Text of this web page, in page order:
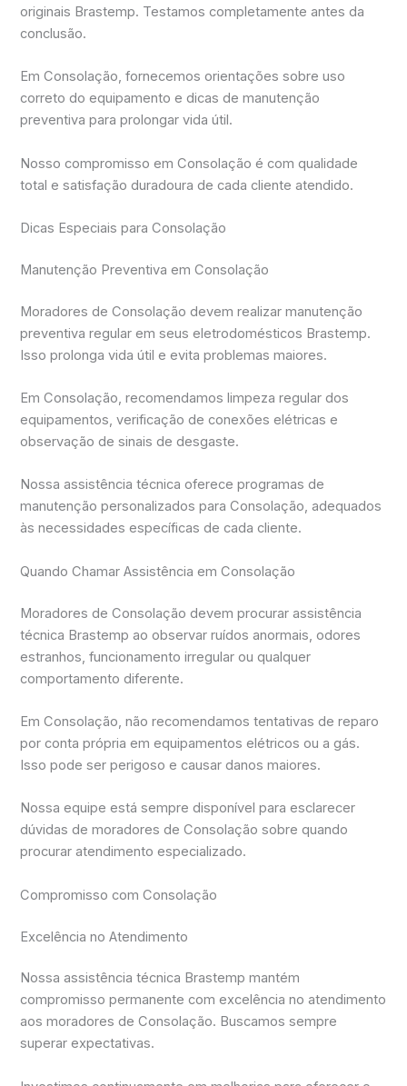
originais Brastemp. Testamos completamente antes da
conclusão.
Em Consolação, fornecemos orientações sobre uso
correto do equipamento e dicas de manutenção
preventiva para prolongar vida útil.
Nosso compromisso em Consolação é com qualidade
total e satisfação duradoura de cada cliente atendido.
Dicas Especiais para Consolação
Manutenção Preventiva em Consolação
Moradores de Consolação devem realizar manutenção
preventiva regular em seus eletrodomésticos Brastemp.
Isso prolonga vida útil e evita problemas maiores.
Em Consolação, recomendamos limpeza regular dos
equipamentos, verificação de conexões elétricas e
observação de sinais de desgaste.
Nossa assistência técnica oferece programas de
manutenção personalizados para Consolação, adequados
às necessidades específicas de cada cliente.
Quando Chamar Assistência em Consolação
Moradores de Consolação devem procurar assistência
técnica Brastemp ao observar ruídos anormais, odores
estranhos, funcionamento irregular ou qualquer
comportamento diferente.
Em Consolação, não recomendamos tentativas de reparo
por conta própria em equipamentos elétricos ou a gás.
Isso pode ser perigoso e causar danos maiores.
Nossa equipe está sempre disponível para esclarecer
dúvidas de moradores de Consolação sobre quando
procurar atendimento especializado.
Compromisso com Consolação
Excelência no Atendimento
Nossa assistência técnica Brastemp mantém
compromisso permanente com excelência no atendimento
aos moradores de Consolação. Buscamos sempre
superar expectativas.